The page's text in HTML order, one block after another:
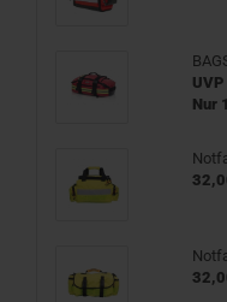
Nur